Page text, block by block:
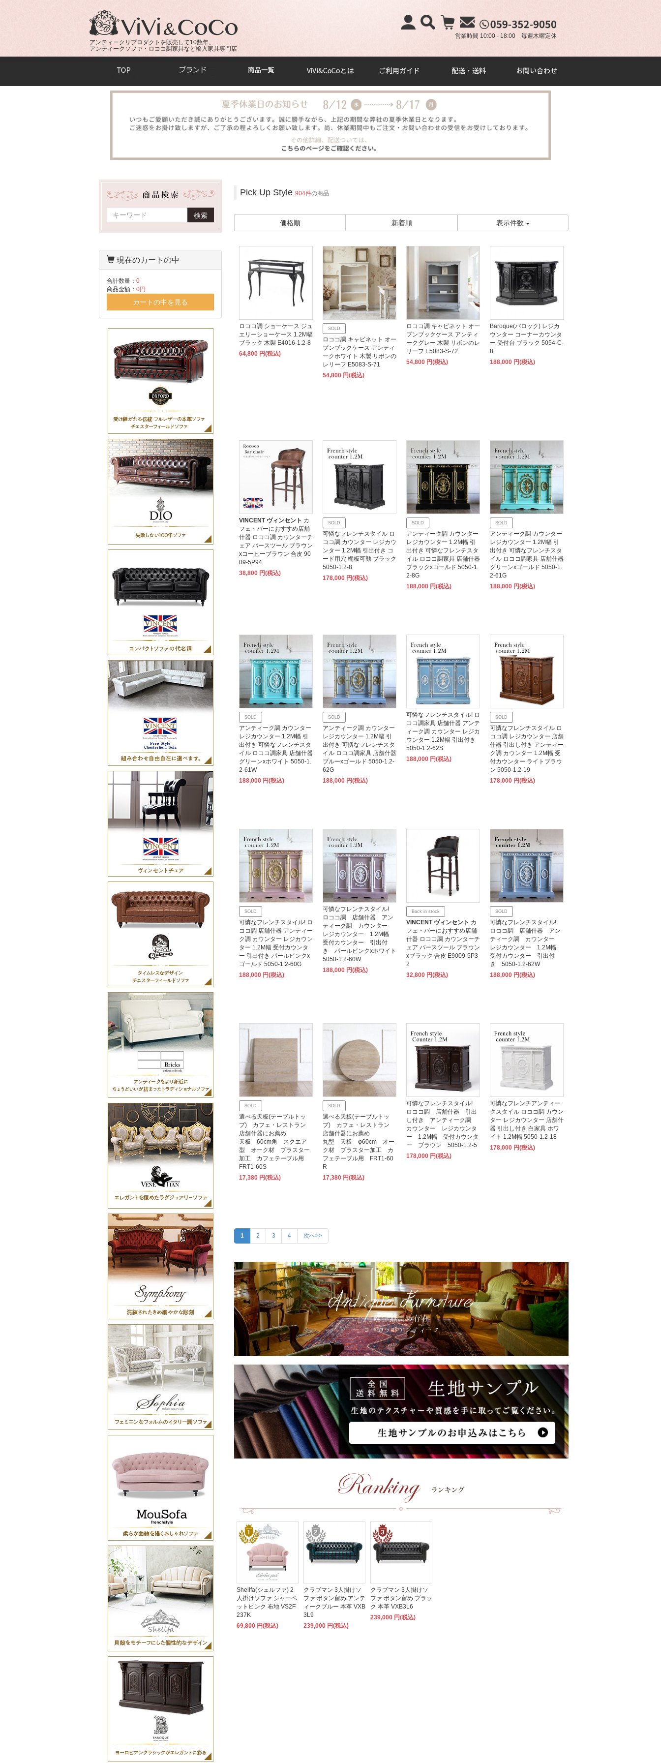
アンティークリプロダクトを販売して10数年。
アンティークソファ・ロココ調家具など輸入家具専門店
営業時間 10:00 - 18:00 毎週木曜定休
Pick Up Style904件の商品
価格順 新着順 表示件数
ロココ調 ショーケース ジュ
エリーショーケース 1.2M幅
ブラック 木製 E4016-1.2-8
64,800 円(税込)
SOLD
ロココ調 キャビネット オー
プンブックケース アンティ
ークホワイト 木製 リボンの
レリーフ E5083-S-71
54,800 円(税込)
ロココ調 キャビネット オー
プンブックケース アンティ
ークグレー 木製 リボンのレ
リーフ E5083-S-72
54,800 円(税込)
Baroque(バロック) レジカ
ウンター コーナーカウンタ
ー 受付台 ブラック 5054-C-
8
188,000 円(税込)
VINCENT ヴィンセント カ
フェ・バーにおすすめ店舗
什器 ロココ調 カウンターチ
ェア バースツール ブラウン
xコーヒーブラウン 合皮 90
09-5P94
38,800 円(税込)
SOLD
可憐なフレンチスタイル ロ
ココ調 カウンター レジカウ
ンター 1.2M幅 引出付き コ
ード用穴 棚板可動 ブラック
5050-1.2-8
178,000 円(税込)
SOLD
アンティーク調 カウンター
レジカウンター 1.2M幅 引
出付き 可憐なフレンチスタ
イル ロココ調家具 店舗什器
ブラックxゴールド 5050-1.
2-8G
188,000 円(税込)
SOLD
アンティーク調 カウンター
レジカウンター 1.2M幅 引
出付き 可憐なフレンチスタ
イル ロココ調家具 店舗什器
グリーンxゴールド 5050-1.
2-61G
188,000 円(税込)
SOLD
アンティーク調 カウンター
レジカウンター 1.2M幅 引
出付き 可憐なフレンチスタ
イル ロココ調家具 店舗什器
グリーンxホワイト 5050-1.
2-61W
188,000 円(税込)
SOLD
アンティーク調 カウンター
レジカウンター 1.2M幅 引
出付き 可憐なフレンチスタ
イル ロココ調家具 店舗什器
ブルーxゴールド 5050-1.2-
62G
188,000 円(税込)
可憐なフレンチスタイル! ロ
ココ調家具 店舗什器 アンテ
ィーク調 カウンター レジカ
ウンター 1.2M幅 引出付き
5050-1.2-62S
188,000 円(税込)
SOLD
可憐なフレンチスタイル ロ
ココ調 レジカウンター 店舗
什器 引出し付き アンティー
ク調 カウンター 1.2M幅 受
付カウンター ライトブラウ
ン 5050-1.2-19
178,000 円(税込)
SOLD
可憐なフレンチスタイル! ロ
ココ調 店舗什器 アンティー
ク調 カウンター レジカウン
ター 1.2M幅 受付カウンタ
ー 引出付き パールピンクx
ゴールド 5050-1.2-60G
188,000 円(税込)
可憐なフレンチスタイル!
ロココ調 店舗什器 アン
ティーク調 カウンター
レジカウンター 1.2M幅
受付カウンター 引出付
き パールピンクxホワイト
5050-1.2-60W
188,000 円(税込)
Back in stock
VINCENT ヴィンセント カ
フェ・バーにおすすめ店舗
什器 ロココ調 カウンターチ
ェア バースツール ブラウン
xブラック 合皮 E9009-5P3
2
32,800 円(税込)
SOLD
可憐なフレンチスタイル!
ロココ調 店舗什器 アン
ティーク調 カウンター
レジカウンター 1.2M幅
受付カウンター 引出付
き 5050-1.2-62W
188,000 円(税込)
SOLD
選べる天板(テーブルトッ
プ) カフェ・レストラン
店舗什器にお薦め
天板 60cm角 スクエア
型 オーク材 プラスター
加工 カフェテーブル用
FRT1-60S
17,380 円(税込)
SOLD
選べる天板(テーブルトッ
プ) カフェ・レストラン
店舗什器にお薦め
丸型 天板 φ60cm オー
ク材 プラスター加工 カ
フェテーブル用 FRT1-60
R
17,380 円(税込)
可憐なフレンチスタイル!
ロココ調 店舗什器 引出
し付き アンティーク調
カウンター レジカウンタ
ー 1.2M幅 受付カウンタ
ー ブラウン 5050-1.2-5
178,000 円(税込)
可憐なフレンチアンティー
クスタイル ロココ調 カウン
ター レジカウンター 店舗什
器 引出し付き 白家具 ホワ
イト 1.2M幅 5050-1.2-18
178,000 円(税込)
1 2 3 4 次へ>>
Shellfa(シェルファ) 2
人掛けソファ シャーベ
ットピンク 布地 VS2F
237K
69,800 円(税込)
クラブマン 3人掛けソ
ファ ボタン留め アンテ
ィークブルー 本革 VXB
3L9
239,000 円(税込)
クラブマン 3人掛けソ
ファ ボタン留め ブラッ
ク 本革 VXB3L6
239,000 円(税込)
検索
現在のカートの中
合計数量：0
商品金額：0円
カートの中を見る
×